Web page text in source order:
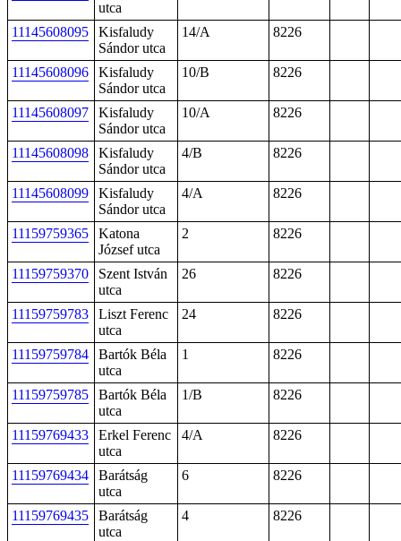
utca
11145608095
Kisfaludy
Sándor utca
14/A 8226
11145608096
Kisfaludy
Sándor utca
10/B 8226
11145608097
Kisfaludy
Sándor utca
10/A 8226
11145608098
Kisfaludy
Sándor utca
4/B 8226
11145608099
Kisfaludy
Sándor utca
4/A 8226
11159759365
Katona
József utca
2 8226
11159759370
Szent István
utca
26 8226
11159759783
Liszt Ferenc
utca
24 8226
11159759784
Bartók Béla
utca
1 8226
11159759785
Bartók Béla
utca
1/B 8226
11159769433
Erkel Ferenc
utca
4/A 8226
11159769434
Barátság
utca
6 8226
11159769435
Barátság
utca
4 8226